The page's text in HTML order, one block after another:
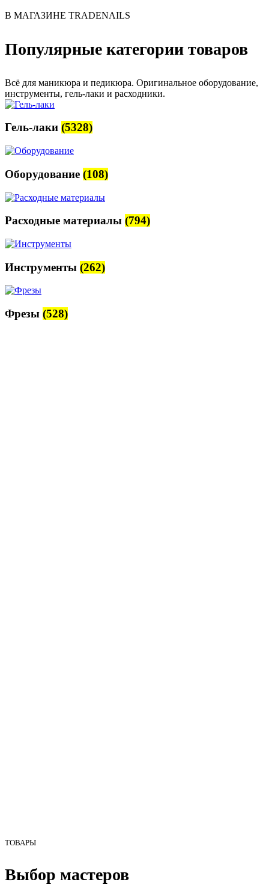
В МАГАЗИНЕ TRADENAILS
Популярные категории товаров
Всё для маникюра и педикюра. Оригинальное оборудование,
инструменты, гель-лаки и расходники.
Гель-лаки (5328)
Оборудование (108)
Расходные материалы (794)
Инструменты (262)
Фрезы (528)
ТОВАРЫ
Выбор мастеров